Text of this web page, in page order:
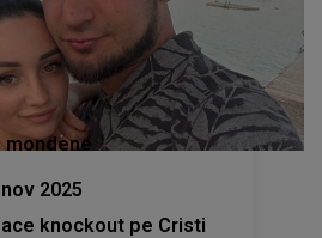
mondene
2025
knockout pe Cristi